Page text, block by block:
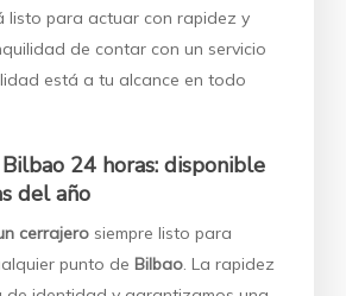
listo para actuar con rapidez y
de contar con un servicio
está a tu alcance en todo
24 horas: disponible
del año
cerrajerosiempre listo para
punto de Bilbao. La rapidez